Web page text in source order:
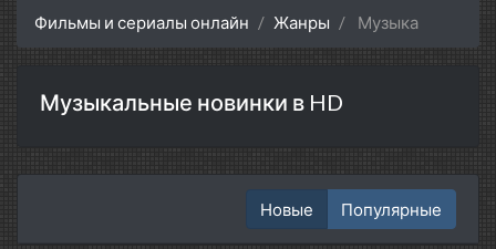
Фильмы и сериалы онлайн Жанры Музыка
Музыкальные новинки в HD
Новые Популярные